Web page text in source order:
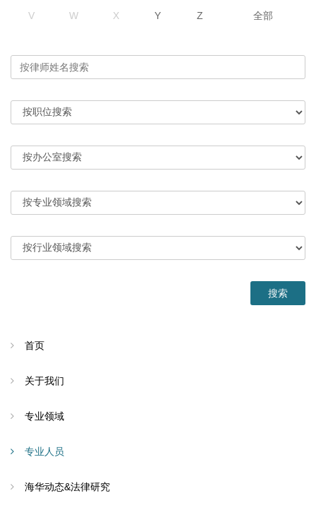
V W X Y Z 全部
首页
关于我们
专业领域
专业人员
海华动态&法律研究